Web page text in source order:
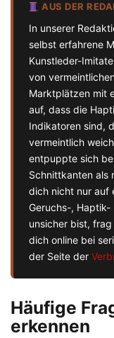
AUS DER
In unserer
selbst erfahrene
Kunstleder-
von
Marktplätzen mit
auf, dass die
Indikatoren sind,
vermeintlich
entpuppte sich
Schnittkanten als
dich nicht nur auf
Geruchs-, Haptik-
unsicher bist,
dich online bei
der Seite der
Häufige
erkennen